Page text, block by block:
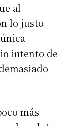
al
lo justo
intento de
más